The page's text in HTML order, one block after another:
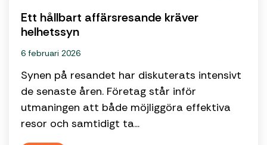
Ett hållbart affärsresande kräver
helhetssyn
6 februari 2026
Synen på resandet har diskuterats intensivt
de senaste åren. Företag står inför
utmaningen att både möjliggöra effektiva
resor och samtidigt ta...